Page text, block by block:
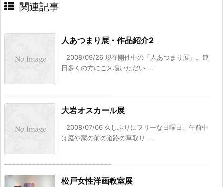
関連記事
人あつまり展・作品紹介2
2008/09/26 現在開催中の「人あつまり展」。連
日多くの方にご来場いただい ...
大岩オスカール展
2008/07/06 久しぶりにフリーな日曜日。午前中
は庭や家の前の道路の草取り ...
松戸女性洋画教室展